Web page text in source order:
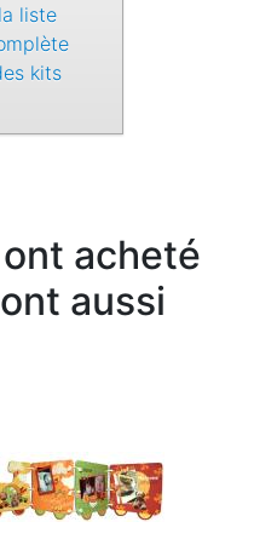
la liste
kits
acheté
aussi